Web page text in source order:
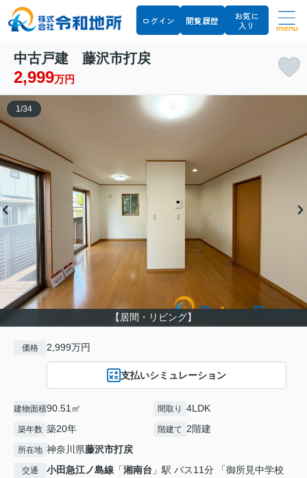
ログイン 閲覧履歴
お気に
入り
menu
中古戸建 藤沢市打戻
2,999万円
【居間・リビング】
1 /34
価格 2,999万円
支払いシミュレーション
建物面積90.51㎡ 間取り 4LDK
築年数 築20年 階建て 2階建
所在地 神奈川県藤沢市打戻
交通 小田急江ノ島線 「湘南台 」駅 バス11分 「御所見中学校